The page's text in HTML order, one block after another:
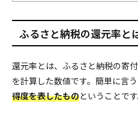
ふるさと納税の還元率と
還元率とは、ふるさと納税の寄
を計算した数値です。簡単に言う
得度を表したものということです